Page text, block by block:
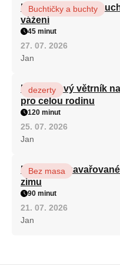
Hrnková maková
vážení
Buchtičky a buchty
45 minut
27. 07. 2026
Jan
Karamelový větrník
pro celou rodinu
dezerty
120 minut
25. 07. 2026
Jan
Babiččino
zimu
Bez masa
90 minut
21. 07. 2026
Jan